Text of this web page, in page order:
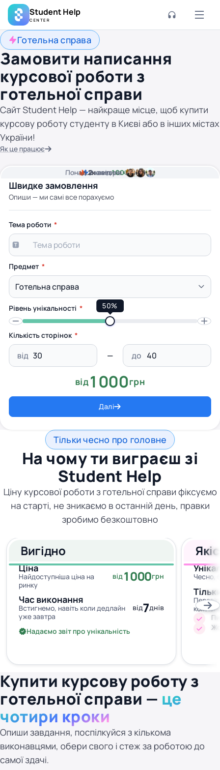
Student Help
CENTER
Готельна справа
Замовити написання
курсової роботи з
готельної справи
Сайт Student Help — найкраще місце, щоб купити
курсову роботу студенту в Києві або в інших містах
України!
Як це працює
Швидке замовлення
Опиши — ми самі все порахуємо
2хвилини часу
Ціна від1000 грн
Понад2кавторів
Тема роботи
Предмет
Рівень унікальності 50%
Кількість сторінок
від до
від 1000грн
Далі
Тільки чесно про головне
На чому ти виграєш зі
Student Help
Ціну курсової роботи з готельної справи фіксуємо
на старті, не зникаємо в останній день, правки
зробимо безкоштовно
Вигідно
Ціна
Найдоступніша ціна на
ринку
від1000грн
Час виконання
Встигнемо, навіть коли дедлайн
уже завтра
від7днів
Надаємо звіт про унікальність
Чесно,
Купити курсову роботу з
готельної справи — це
чотири кроки
Опиши завдання, поспілкуйся з кількома
виконавцями, обери свого і стеж за роботою до
самої здачі.